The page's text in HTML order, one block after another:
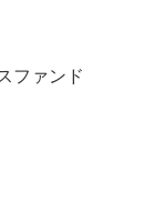
ファンド